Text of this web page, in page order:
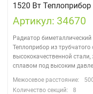
1520 Вт Теплоприбор
Артикул: 34670
Радиатор
Теплоприбор из трубчатого
высококачественной
сплавом под высоким
Межосевое расстояние:
Количество секций:
8